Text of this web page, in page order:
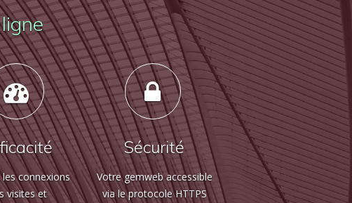
les connexions
visites et
Sécurité
Votre gemweb accessible
via le protocole HTTPS